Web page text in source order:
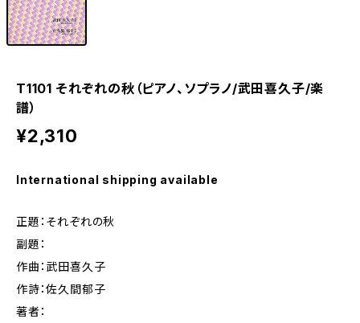
T1101 それぞれの秋（ピアノ、ソプラノ/武田喜久子/楽
譜）
¥2,310
International shipping available
正題：それぞれの秋
副題：
作曲：武田喜久子
作詩：佐久間郁子
著者：